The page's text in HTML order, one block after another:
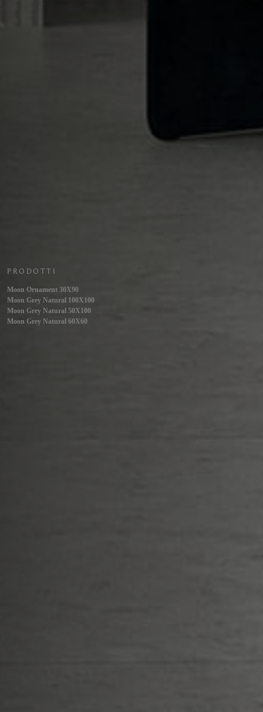
PRODOTTI
Moon Ornament 30X90
Moon Grey Natural 100X100
Moon Grey Natural 50X100
Moon Grey Natural 60X60